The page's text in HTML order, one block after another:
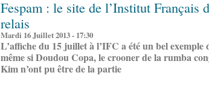
Fespam : le site de l’Institut Français
relais
Mardi 16 Juillet 2013 - 17:30
L’affiche du 15 juillet à l’IFC a été un bel exemple
même si Doudou Copa, le crooner de la rumba
Kim n’ont pu être de la partie